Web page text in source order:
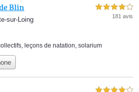
Blin
sur-Loing
4,0 étoiles sur 5
181 avis
leçons de natation solarium
4,0 étoiles sur 5